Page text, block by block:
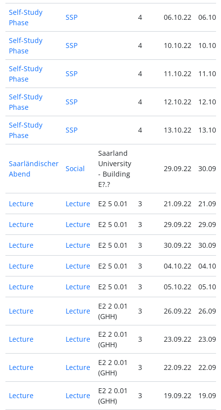
Self-Study
Phase
SSP 4 06.10.22
Self-Study
Phase
SSP 4 10.10.22
Self-Study
Phase
SSP 4 11.10.22
Self-Study
Phase
SSP 4 12.10.22
Self-Study
Phase
SSP 4 13.10.22
Saarländischer
Abend
Social
Saarland
University
- Building
E?.?
29.09.22
Lecture Lecture E2 5 0.01 3 21.09.22
Lecture Lecture E2 5 0.01 3 29.09.22
Lecture Lecture E2 5 0.01 3 30.09.22
Lecture Lecture E2 5 0.01 3 04.10.22
Lecture Lecture E2 5 0.01 3 05.10.22
Lecture Lecture
E2 2 0.01
(GHH)
3 26.09.22
Lecture Lecture
E2 2 0.01
(GHH)
3 23.09.22
Lecture Lecture
E2 2 0.01
(GHH)
3 22.09.22
Lecture Lecture
E2 2 0.01
(GHH)
3 19.09.22